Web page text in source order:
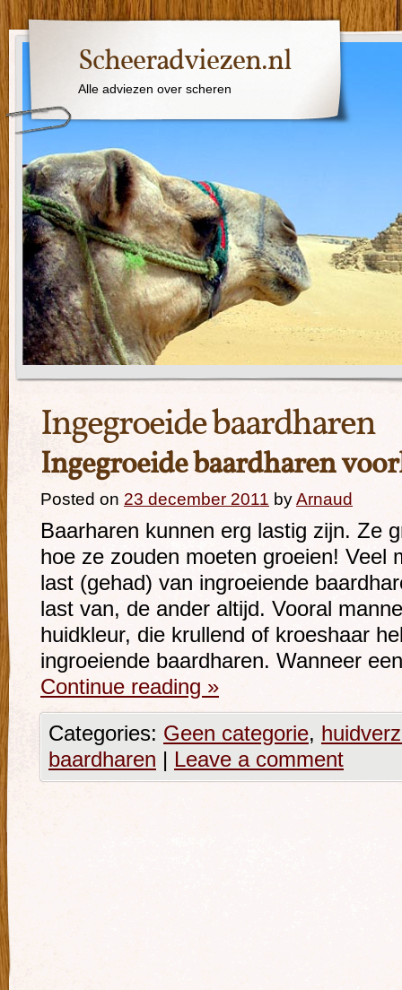
Scheeradviezen.nl
Alle adviezen over scheren
Ingegroeide baardharen
Ingegroeide baardharen
Posted on 23 december 2011 byArnaud
Baarharen kunnen erg lastig zijn. Ze
hoe ze zouden moeten groeien! Veel
last (gehad) van ingroeiende
last van, de ander altijd. Vooral
huidkleur, die krullend of kroeshaar
ingroeiende baardharen. Wanneer
Continue reading »
Categories: Geen categorie,
baardharen | Leave a comment